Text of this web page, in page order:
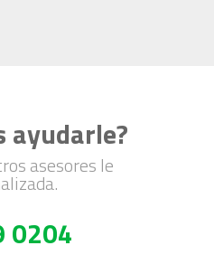
ayudarle?
asesores le
0204